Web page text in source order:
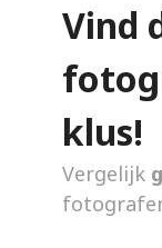
Vind
klus!
Vergelijk